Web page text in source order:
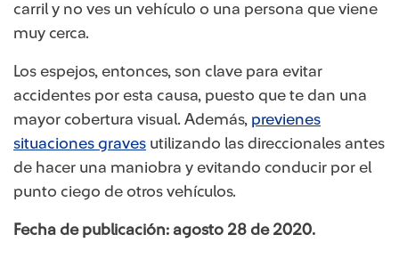
carril y no ves un vehículo o una persona que viene
muy cerca.
Los espejos, entonces, son clave para evitar
accidentes por esta causa, puesto que te dan una
mayor cobertura visual. Además, previenes
situaciones graves utilizando las direccionales antes
de hacer una maniobra y evitando conducir por el
punto ciego de otros vehículos.
Fecha de publicación: agosto 28 de 2020. ​